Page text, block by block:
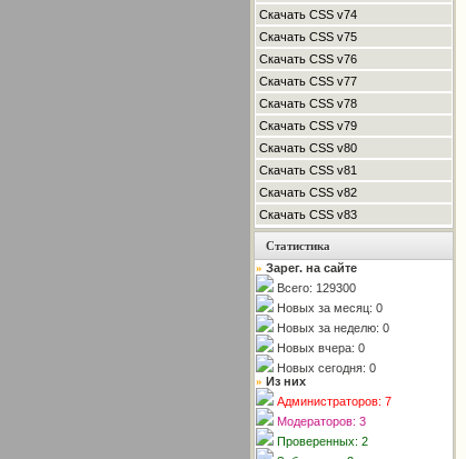
Скачать CSS v74
Скачать CSS v75
Скачать CSS v76
Скачать CSS v77
Скачать CSS v78
Скачать CSS v79
Скачать CSS v80
Скачать CSS v81
Скачать CSS v82
Скачать CSS v83
Статистика
» Зарег. на сайте
Всего: 129300
Новых за месяц: 0
Новых за неделю: 0
Новых вчера: 0
Новых сегодня: 0
» Из них
Администраторов: 7
Модераторов: 3
Проверенных: 2